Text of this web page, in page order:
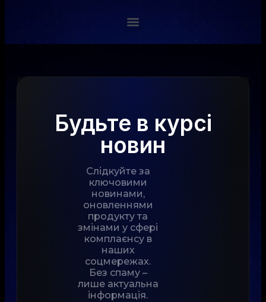
Будьте в курсі
новин
Слідкуйте за
ключовими
новинами,
оновленнями
продукту та
змінами у сфері
комплаєнсу в
наших
соцмережах.
Без спаму –
лише актуальна
інформація.